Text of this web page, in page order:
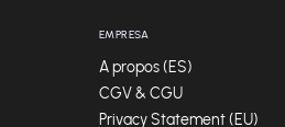
EMPRESA
A propos (ES)
CGV & CGU
Privacy Statement (EU)